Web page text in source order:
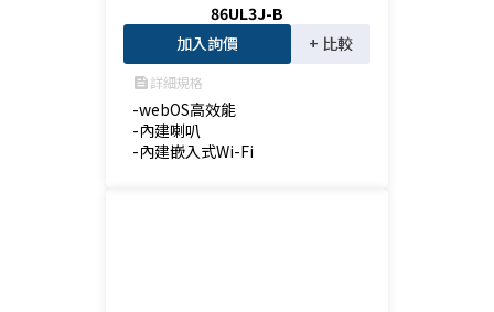
86UL3J-B
加入詢價
+ 比較
feed詳細規格
-webOS高效能
-內建喇叭
-內建嵌入式Wi-Fi